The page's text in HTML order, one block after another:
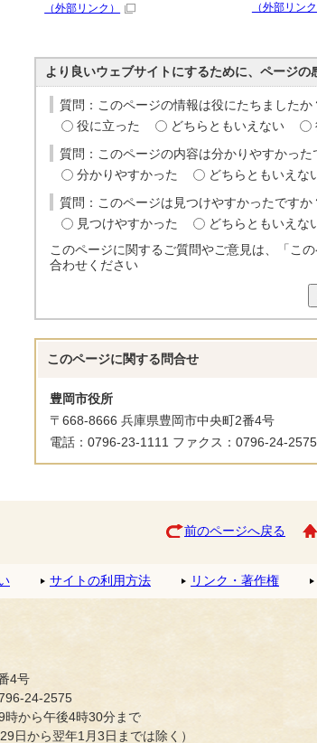
（外部リンク） （外部リンク
より良いウェブサイトにするために、ページの
質問：このページの情報は役にたちましたか
役に立った
どちらともいえない
質問：このページの内容は分かりやすかった
分かりやすかった
どちらともいえな
質問：このページは見つけやすかったですか
見つけやすかった
どちらともいえな
このページに関するご質問やご意見は、「こ
合わせください
このページに関する 問合せ
豊岡市役所
〒668-8666 兵庫県豊岡市中央町2番4号
電話：0796-23-1111 ファクス：0796-24-2575
前のページへ戻る
サイトの利用方法 リンク・著作権
4号
24-2575
時から午後4時30分まで
日から翌年1月3日までは除く）